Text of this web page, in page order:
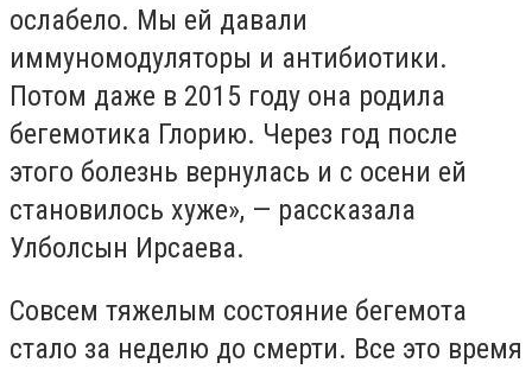
ослабело. Мы ей давали
иммуномодуляторы и антибиотики.
Потом даже в 2015 году она родила
бегемотика Глорию. Через год после
этого болезнь вернулась и с осени ей
становилось хуже», — рассказала
Улболсын Ирсаева.
Совсем тяжелым состояние бегемота
стало за неделю до смерти. Все это время